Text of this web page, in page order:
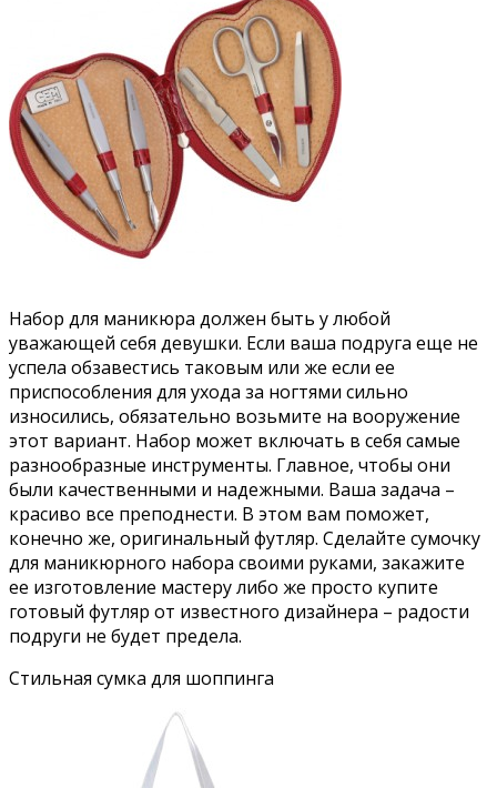
Набор для маникюра должен быть у любой
уважающей себя девушки. Если ваша подруга еще не
успела обзавестись таковым или же если ее
приспособления для ухода за ногтями сильно
износились, обязательно возьмите на вооружение
этот вариант. Набор может включать в себя самые
разнообразные инструменты. Главное, чтобы они
были качественными и надежными. Ваша задача –
красиво все преподнести. В этом вам поможет,
конечно же, оригинальный футляр. Сделайте сумочку
для маникюрного набора своими руками, закажите
ее изготовление мастеру либо же просто купите
готовый футляр от известного дизайнера – радости
подруги не будет предела.
Стильная сумка для шоппинга